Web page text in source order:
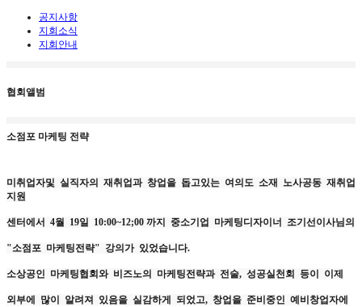
공지사항
지회소식
지회안내
협회앨범
소점포 마케팅 전략
미취업자및 실직자의 재취업과 창업을 돕고있는 여의도 소재 노사공동 재취업
지원
센터에서 4월 19일 10:00~12;00 까지 중소기업 마케팅디자이너 조기선이사님의
"소점포 마케팅전략" 강의가 있었습니다.
소상공인 마케팅협회와 비즈노의 마케팅전략과 전술, 성공실천회 등이 이제
외부에 많이 알려져 있음을 실감하게 되었고, 창업을 준비중인 예비창업자에